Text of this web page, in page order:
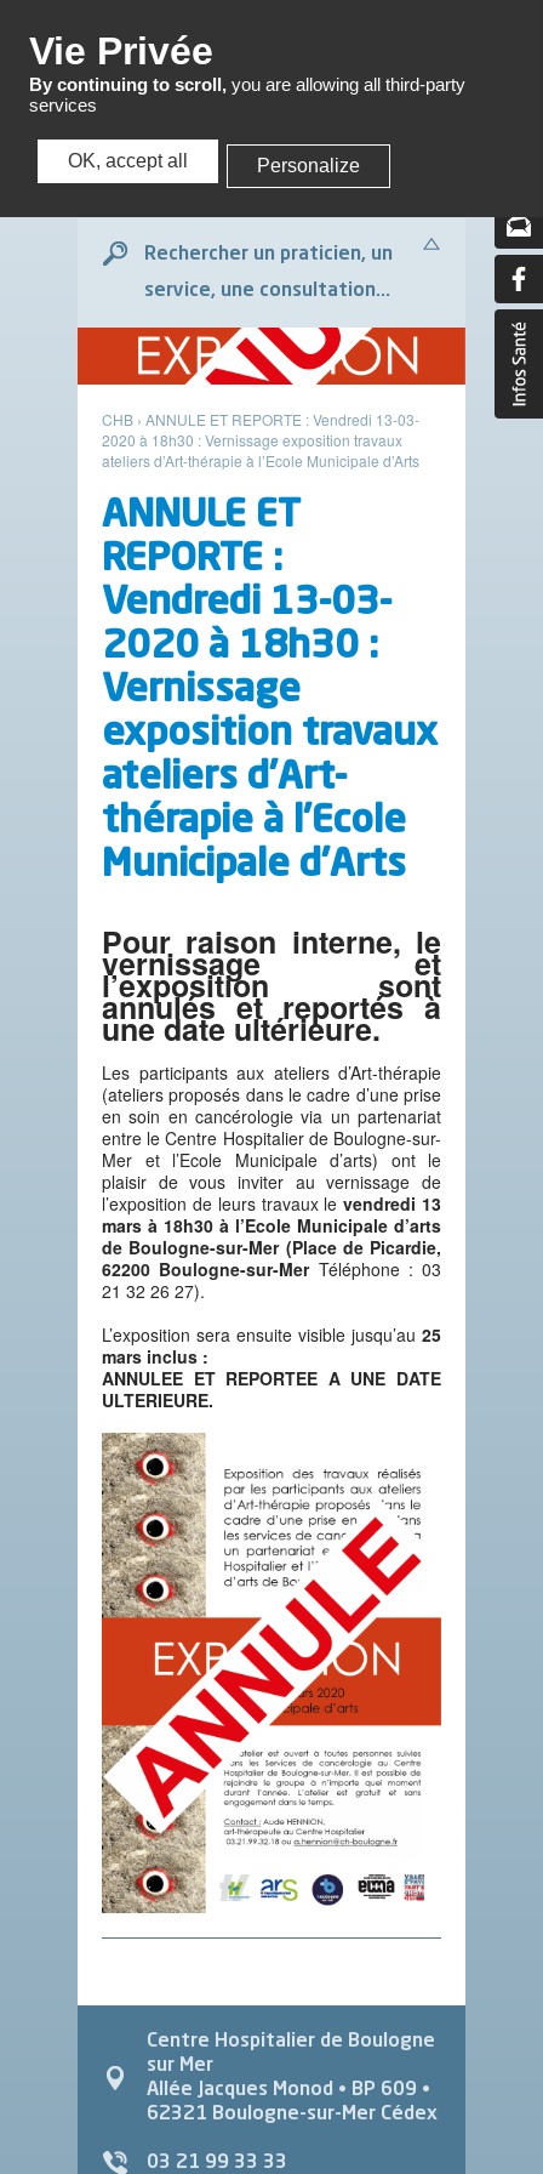
Menu
Rechercher un praticien, un
service, une consultation...
CHB › ANNULE ET REPORTE : Vendredi 13-03-
2020 à 18h30 : Vernissage exposition travaux
ateliers d’Art-thérapie à l’Ecole Municipale d’Arts
ANNULE ET
REPORTE :
Vendredi 13-03-
2020 à 18h30 :
Vernissage
exposition travaux
ateliers d’Art-
thérapie à l’Ecole
Municipale d’Arts
Pour raison interne, le
vernissage et
l’exposition sont
annulés et reportés à
une date ultérieure.
Les participants aux ateliers d’Art-thérapie
(ateliers proposés dans le cadre d’une prise
en soin en cancérologie via un partenariat
entre le Centre Hospitalier de Boulogne-sur-
Mer et l’Ecole Municipale d’arts) ont le
plaisir de vous inviter au vernissage de
l’exposition de leurs travaux levendredi 13
mars à 18h30 à l’Ecole Municipale d’arts
de Boulogne-sur-Mer (Place de Picardie,
62200 Boulogne-sur-MerTéléphone : 03
21 32 26 27).
L’exposition sera ensuite visible jusqu’au 25
mars inclus :
ANNULEE ET REPORTEE A UNE DATE
ULTERIEURE.
Centre Hospitalier de Boulogne
sur Mer
Allée Jacques Monod • BP 609 •
62321 Boulogne-sur-Mer Cédex
03 21 99 33 33
Vie Privée
By continuing to scroll, you are allowing all third-party
services
OK, accept all Personalize